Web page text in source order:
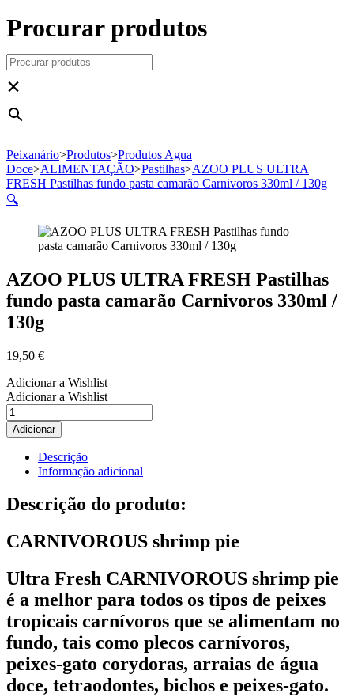
Procurar produtos
×
Peixanário>Produtos>Produtos Agua
Doce>ALIMENTAÇÃO>Pastilhas>AZOO PLUS ULTRA
FRESH Pastilhas fundo pasta camarão Carnivoros 330ml / 130g
🔍
AZOO PLUS ULTRA FRESH Pastilhas
fundo pasta camarão Carnivoros 330ml /
130g
19,50 €
Adicionar a Wishlist
Adicionar a Wishlist
Quantidade
de
AZOO
PLUS
ULTRA
FRESH
Pastilhas
fundo
camarão
/
130g
Adicionar
Descrição
Informação adicional
Descrição do produto:
CARNIVOROUS shrimp pie
Ultra Fresh CARNIVOROUS shrimp pie
é a melhor para todos os tipos de peixes
tropicais carnívoros que se alimentam no
fundo, tais como plecos carnívoros,
peixes-gato corydoras, arraias de água
doce, tetraodontes, bichos e peixes-gato.